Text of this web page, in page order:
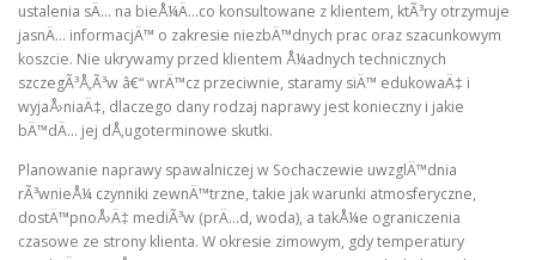
ustalenia sÄ… na bieÅ¼Ä…co konsultowane z klientem, ktÃ³ry otrzymuje
jasnÄ… informacjÄ™ o zakresie niezbÄ™dnych prac oraz szacunkowym
koszcie. Nie ukrywamy przed klientem Å¼adnych technicznych
szczegÃ³Å‚Ã³w â€“ wrÄ™cz przeciwnie, staramy siÄ™ edukowaÄ‡ i
wyjaÅ›niaÄ‡, dlaczego dany rodzaj naprawy jest konieczny i jakie
bÄ™dÄ… jej dÅ‚ugoterminowe skutki.
Planowanie naprawy spawalniczej w Sochaczewie uwzglÄ™dnia
rÃ³wnieÅ¼ czynniki zewnÄ™trzne, takie jak warunki atmosferyczne,
dostÄ™pnoÅ›Ä‡ mediÃ³w (prÄ…d, woda), a takÅ¼e ograniczenia
czasowe ze strony klienta. W okresie zimowym, gdy temperatury